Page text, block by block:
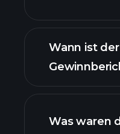
Wann ist
Was waren